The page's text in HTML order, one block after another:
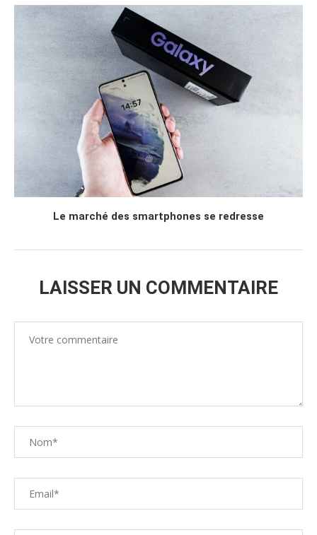
Le marché des smartphones se redresse
LAISSER UN COMMENTAIRE